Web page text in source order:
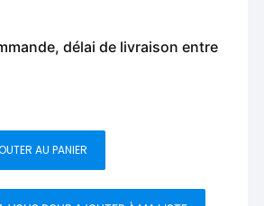
délai de livraison entre
AU PANIER